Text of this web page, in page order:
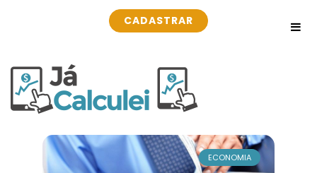
CADASTRAR
ECONOMIA